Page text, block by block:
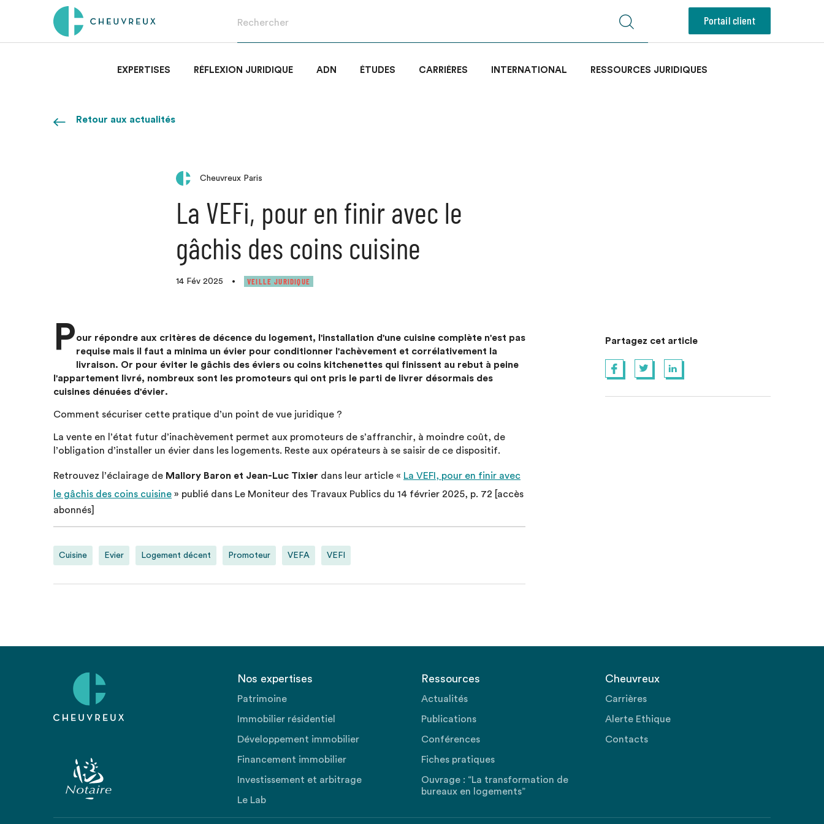
Portail client
EXPERTISES RÉFLEXION JURIDIQUE ADN ÉTUDES CARRIÈRES INTERNATIONAL RESSOURCES JURIDIQUES
Retour aux actualités
Cheuvreux Paris
La VEFi, pour en finir avec le
gâchis des coins cuisine
14 Fév 2025 • VEILLE JURIDIQUE
Pour répondre aux critères de décence du logement, l'installation d'une cuisine complète n'est pas
requise mais il faut a minima un évier pour conditionner l'achèvement et corrélativement la
livraison. Or pour éviter le gâchis des éviers ou coins kitchenettes qui finissent au rebut à peine
l'appartement livré, nombreux sont les promoteurs qui ont pris le parti de livrer désormais des
cuisines dénuées d'évier.
Comment sécuriser cette pratique d’un point de vue juridique ?
La vente en l’état futur d’inachèvement permet aux promoteurs de s’affranchir, à moindre coût, de
l’obligation d’installer un évier dans les logements. Reste aux opérateurs à se saisir de ce dispositif.
Retrouvez l’éclairage de Mallory Baron et Jean-Luc Tixier dans leur article « La VEFI, pour en finir avec
le gâchis des coins cuisine » publié dans Le Moniteur des Travaux Publics du 14 février 2025, p. 72 [accès
abonnés]
Cuisine Evier Logement décent Promoteur VEFA VEFI
Partagez cet article
Nos expertises
Patrimoine
Immobilier résidentiel
Développement immobilier
Financement immobilier
Investissement et arbitrage
Le Lab
Ressources
Actualités
Publications
Conférences
Fiches pratiques
Ouvrage : “La transformation de
bureaux en logements”
Cheuvreux
Carrières
Alerte Ethique
Contacts